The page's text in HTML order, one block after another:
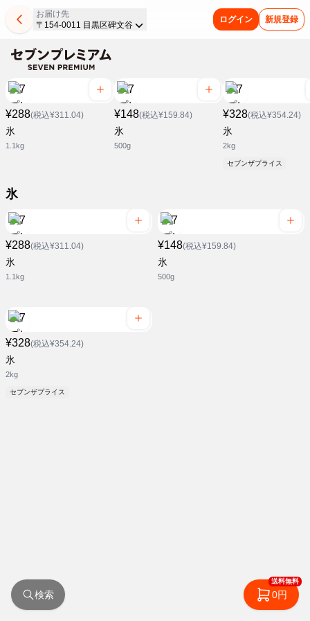
お届け先
〒154-0011 目黒区碑文谷
ログイン 新規登録
¥288(税込¥311.04)
氷
1.1kg
¥148(税込¥159.84)
氷
500g
¥328(税込¥354.24)
氷
2kg
セブンザプライス
氷
¥288(税込¥311.04)
氷
1.1kg
¥148(税込¥159.84)
氷
500g
¥328(税込¥354.24)
氷
2kg
セブンザプライス
検索
送料無料
0円